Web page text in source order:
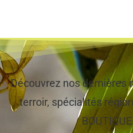
Découvrez nos dernières
terroir, spécialités